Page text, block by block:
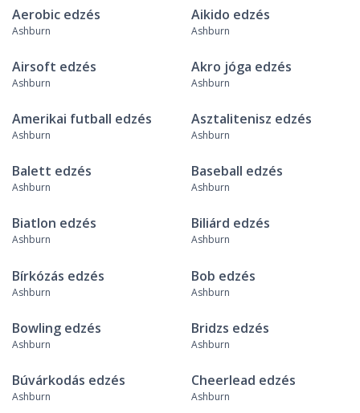
Aerobic edzés
Ashburn
Aikido edzés
Ashburn
Airsoft edzés
Ashburn
Akro jóga edzés
Ashburn
Amerikai futball edzés
Ashburn
Asztalitenisz edzés
Ashburn
Balett edzés
Ashburn
Baseball edzés
Ashburn
Biatlon edzés
Ashburn
Biliárd edzés
Ashburn
Bírkózás edzés
Ashburn
Bob edzés
Ashburn
Bowling edzés
Ashburn
Bridzs edzés
Ashburn
Búvárkodás edzés
Ashburn
Cheerlead edzés
Ashburn